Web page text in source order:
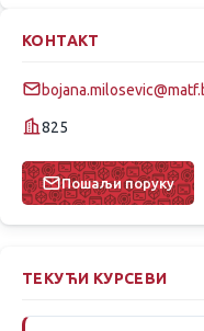
КОНТАКТ
825
Пошаљи поруку
ТЕКУЋИ КУРСЕВИ